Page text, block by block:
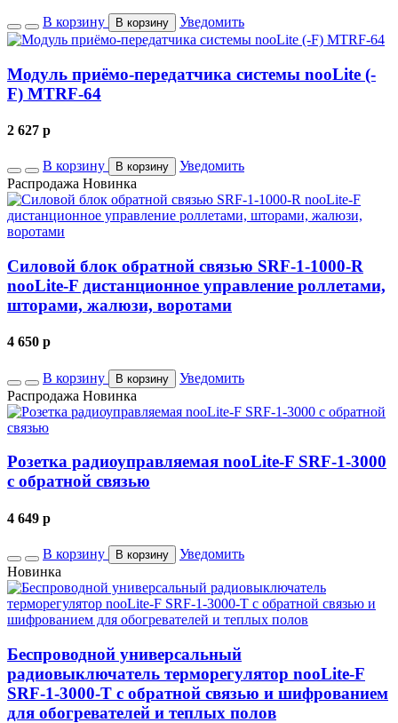
В корзину В корзину Уведомить
Модуль приёмо-передатчика системы nooLite (-
F) MTRF-64
2 627 p
В корзину В корзину
Уведомить
Распродажа Новинка
Силовой блок обратной связью SRF-1-1000-R
nooLite-F дистанционное управление роллетами,
шторами, жалюзи, воротами
4 650 p
В корзину В корзину
Уведомить
Распродажа Новинка
Розетка радиоуправляемая nooLite-F SRF-1-3000
с обратной связью
4 649 p
В корзину В корзину
Уведомить
Новинка
Беспроводной универсальный
радиовыключатель терморегулятор nooLite-F
SRF-1-3000-Т с обратной связью и шифрованием
для обогревателей и теплых полов